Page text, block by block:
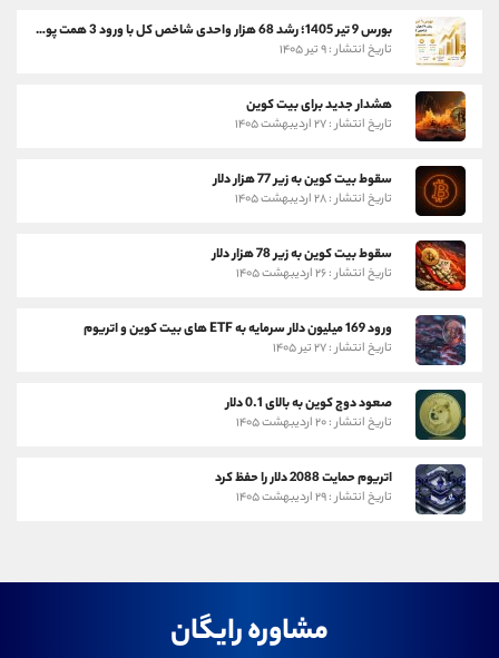
بورس 9 تیر 1405؛ رشد 68 هزار واحدی شاخص کل با ورود 3 همت پول حقیقی
تاریخ انتشار : ۹ تیر ۱۴۰۵
هشدار جدید برای بیت کوین
تاریخ انتشار : ۲۷ اردیبهشت ۱۴۰۵
سقوط بیت کوین به زیر 77 هزار دلار
تاریخ انتشار : ۲۸ اردیبهشت ۱۴۰۵
سقوط بیت کوین به زیر 78 هزار دلار
تاریخ انتشار : ۲۶ اردیبهشت ۱۴۰۵
ورود 169 میلیون دلار سرمایه به ETF های بیت کوین و اتریوم
تاریخ انتشار : ۲۷ تیر ۱۴۰۵
صعود دوج کوین به بالای 0.1 دلار
تاریخ انتشار : ۲۰ اردیبهشت ۱۴۰۵
اتریوم حمایت 2088 دلار را حفظ کرد
تاریخ انتشار : ۲۹ اردیبهشت ۱۴۰۵
مشاوره رایگان